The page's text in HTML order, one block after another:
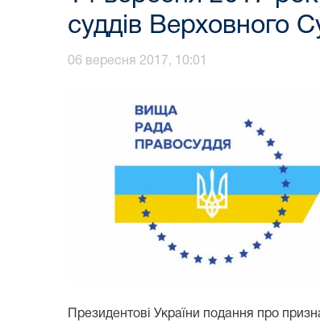
суддів Верховного
06 вересня 2017, 10:01
Президентові України подання про